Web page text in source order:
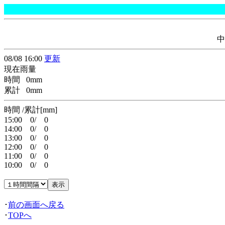
08/08 16:00 更新
現在雨量
時間 0mm
累計 0mm
時間 /累計[mm]
15:00 0/ 0
14:00 0/ 0
13:00 0/ 0
12:00 0/ 0
11:00 0/ 0
10:00 0/ 0
･前の画面へ戻る
･TOPへ